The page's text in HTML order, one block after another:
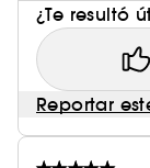
¿Te resultó
Reportar